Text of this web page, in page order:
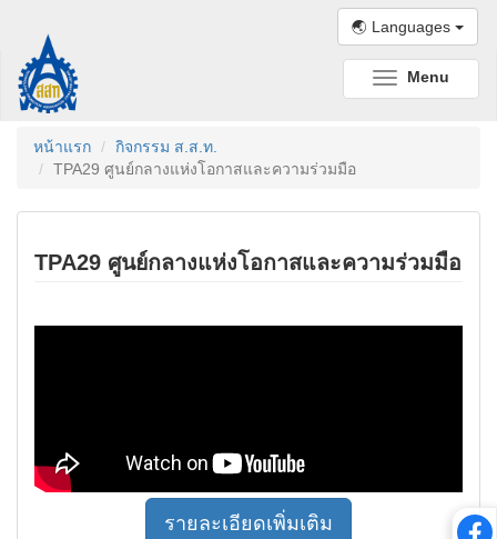
🌏 Languages
Toggle
navigation
Menu
หน้าแรก
กิจกรรม ส.ส.ท.
TPA29 ศูนย์กลางแห่งโอกาสและความร่วมมือ
TPA29 ศูนย์กลางแห่งโอกาสและความร่วมมือ
รายละเอียดเพิ่มเติม